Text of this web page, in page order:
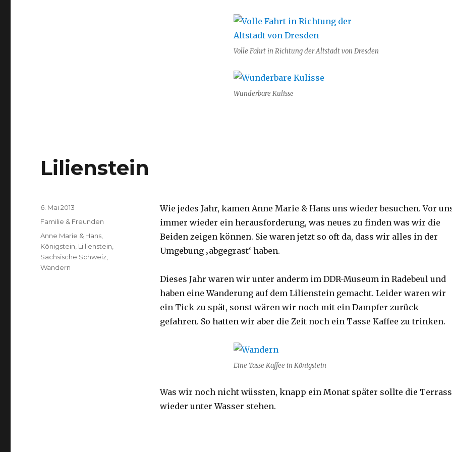
Volle Fahrt in Richtung der Altstadt von Dresden
Wunderbare Kulisse
Lilienstein
Wie jedes Jahr, kamen Anne Marie & Hans uns wieder besuchen. Vor
immer wieder ein herausforderung, was neues zu finden was wir die
Beiden zeigen können. Sie waren jetzt so oft da, dass wir alles in der
Umgebung ‚abgegrast‘ haben.
Dieses Jahr waren wir unter anderm im DDR-Museum in Radebeul und
haben eine Wanderung auf dem Lilienstein gemacht. Leider waren wir
ein Tick zu spät, sonst wären wir noch mit ein Dampfer zurück
gefahren. So hatten wir aber die Zeit noch ein Tasse Kaffee zu trinken.
Eine Tasse Kaffee in Königstein
Was wir noch nicht wüssten, knapp ein Monat später sollte die
wieder unter Wasser stehen.
Veröffentlicht
am
6. Mai 2013
Kategorien
Familie & Freunden
Schlagwörter
Anne Marie & Hans
Königstein Lillienstein
Sächsische Schweiz
Wandern